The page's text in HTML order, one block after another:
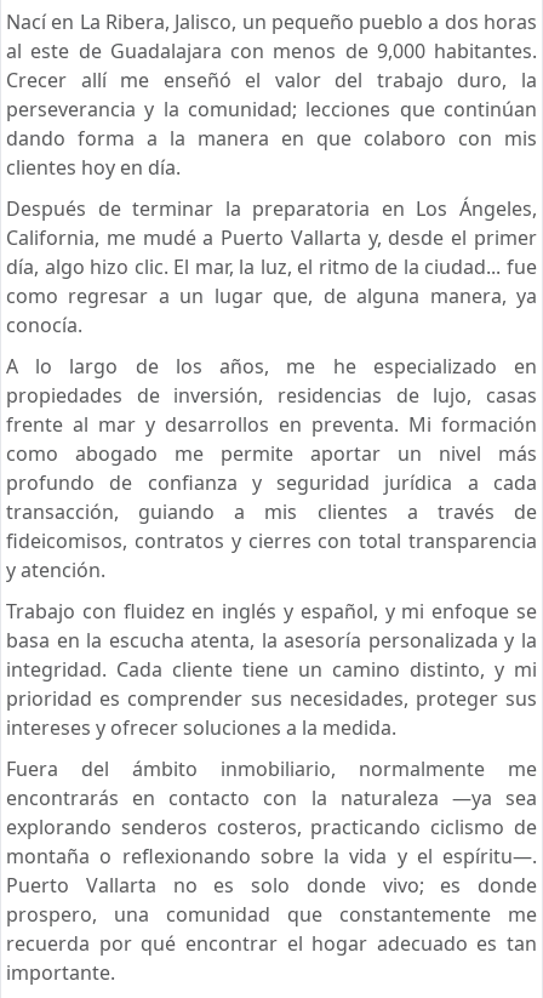
Nací en La Ribera, Jalisco, un pequeño pueblo a dos horas
al este de Guadalajara con menos de 9,000 habitantes.
Crecer allí me enseñó el valor del trabajo duro, la
perseverancia y la comunidad; lecciones que continúan
dando forma a la manera en que colaboro con mis
clientes hoy en día.
Después de terminar la preparatoria en Los Ángeles,
California, me mudé a Puerto Vallarta y, desde el primer
día, algo hizo clic. El mar, la luz, el ritmo de la ciudad... fue
como regresar a un lugar que, de alguna manera, ya
conocía.
A lo largo de los años, me he especializado en
propiedades de inversión, residencias de lujo, casas
frente al mar y desarrollos en preventa. Mi formación
como abogado me permite aportar un nivel más
profundo de confianza y seguridad jurídica a cada
transacción, guiando a mis clientes a través de
fideicomisos, contratos y cierres con total transparencia
y atención.
Trabajo con fluidez en inglés y español, y mi enfoque se
basa en la escucha atenta, la asesoría personalizada y la
integridad. Cada cliente tiene un camino distinto, y mi
prioridad es comprender sus necesidades, proteger sus
intereses y ofrecer soluciones a la medida.
Fuera del ámbito inmobiliario, normalmente me
encontrarás en contacto con la naturaleza —ya sea
explorando senderos costeros, practicando ciclismo de
montaña o reflexionando sobre la vida y el espíritu—.
Puerto Vallarta no es solo donde vivo; es donde
prospero, una comunidad que constantemente me
recuerda por qué encontrar el hogar adecuado es tan
importante.